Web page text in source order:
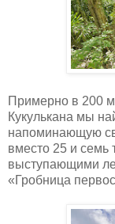
Примерно в 200
Кукулькана мы
напоминающую
вместо 25 и семь
выступающими
«Гробница